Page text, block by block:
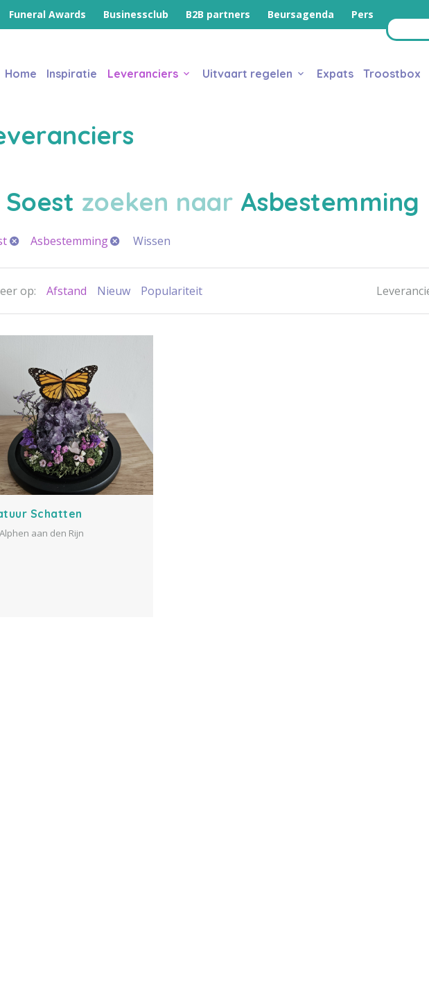
Funeral Awards Businessclub B2B partners Beursagenda Pers
Home Inspiratie Leveranciers Uitvaart regelen Expats Troostbox
Soest zoeken naar Asbestemming
Asbestemming Wissen
op: Afstand Nieuw Populariteit
Schatten
Alphen aan den Rijn